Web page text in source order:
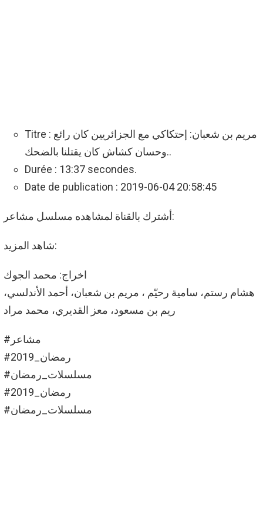
Titre : مريم بن شعبان: إحتكاكي مع الجزائريين كان رائع
..وحسان كشاش كان يقتلنا بالضحك
Durée : 13:37 secondes.
Date de publication : 2019-06-04 20:58:45
أشترك بالقناة لمشاهده مسلسل مشاعر:
شاهد المزيد:
اخراج: محمد الجوك
هشام رستم، سامية رحيّم ، مريم بن شعبان، أحمد الأندلسي،
ريم بن مسعود، معز القديري، محمد مراد
#مشاعر
#رمضان_2019
#مسلسلات_رمضان
#رمضان_2019
#مسلسلات_رمضان